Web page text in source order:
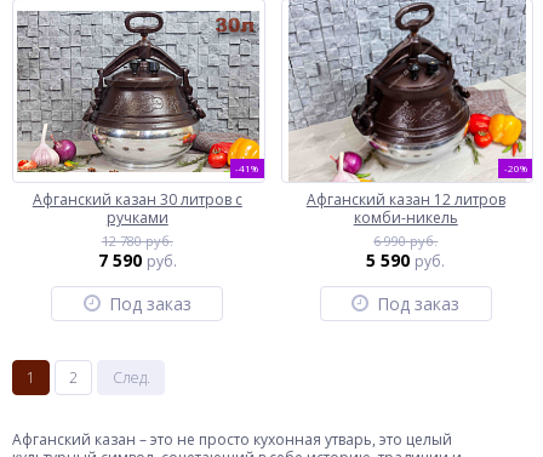
-41%
Афганский казан 30 литров с
ручками
12 780 руб.
7 590 руб.
Под заказ
-20%
Афганский казан 12 литров
комби-никель
6 990 руб.
5 590 руб.
Под заказ
1 2 След.
Афганский казан – это не просто кухонная утварь, это целый